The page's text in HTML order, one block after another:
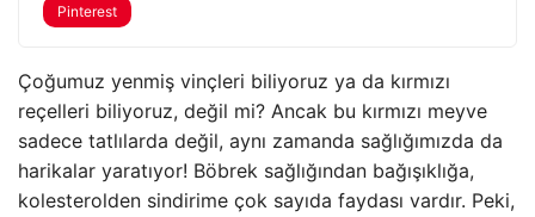
Pinterest
Çoğumuz yenmiş vinçleri biliyoruz ya da kırmızı
reçelleri biliyoruz, değil mi? Ancak bu kırmızı meyve
sadece tatlılarda değil, aynı zamanda sağlığımızda da
harikalar yaratıyor! Böbrek sağlığından bağışıklığa,
kolesterolden sindirime çok sayıda faydası vardır. Peki,